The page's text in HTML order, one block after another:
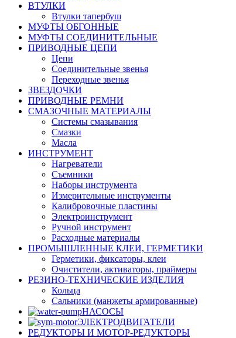
ВТУЛКИ
Втулки тапербуш
МУФТЫ ОБГОННЫЕ
МУФТЫ СОЕДИНИТЕЛЬНЫЕ
ПРИВОДНЫЕ ЦЕПИ
Цепи
Соединительные звенья
Переходные звенья
ЗВЕЗДОЧКИ
ПРИВОДНЫЕ РЕМНИ
СМАЗОЧНЫЕ МАТЕРИАЛЫ
Системы смазывания
Смазки
Масла
ИНСТРУМЕНТ
Нагреватели
Съемники
Наборы инструмента
Измерительные инструменты
Калибровочные пластины
Электроинструмент
Ручной инструмент
Расходные материалы
ПРОМЫШЛЕННЫЕ КЛЕИ, ГЕРМЕТИКИ
Герметики, фиксаторы, клеи
Очистители, активаторы, праймеры
РЕЗИНО-ТЕХНИЧЕСКИЕ ИЗДЕЛИЯ
Кольца
Сальники (манжеты армированные)
НАСОСЫ
ЭЛЕКТРОДВИГАТЕЛИ
РЕДУКТОРЫ И МОТОР-РЕДУКТОРЫ